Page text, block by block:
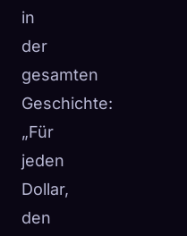
in
der
gesamten
Geschichte:
„Für
jeden
Dollar,
den